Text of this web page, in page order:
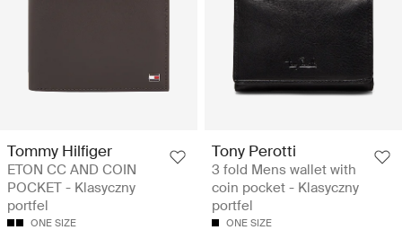
Tommy Hilfiger
ETON CC AND COIN
POCKET - Klasyczny
portfel
ONE SIZE
Tony Perotti
3 fold Mens wallet with
coin pocket - Klasyczny
portfel
ONE SIZE